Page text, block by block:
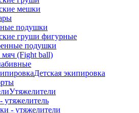
мешки
подушки
груши фигурные
подушки
мяч (Fight ball)
Детская экипировка
Утяжелители
утяжелитель
- утяжелители